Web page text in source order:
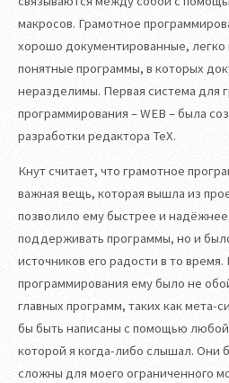
макросов. Грамотное
хорошо документированные,
понятные программы, в которых
неразделимы. Первая система для
программирования – WEB – была
разработки редактора TeX.
Кнут считает, что грамотное
важная вещь, которая вышла из
позволило ему быстрее и
поддерживать программы, но и
источников его радости в то
программирования ему было не
главных программ, таких как мета-
бы быть написаны с помощью
которой я когда-либо слышал. Они
сложны для моего ограниченного